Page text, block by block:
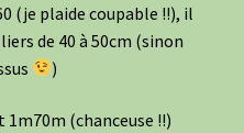
(je plaide coupable !!), il
de 40 à 50cm (sinon
)
1m70m (chanceuse !!)